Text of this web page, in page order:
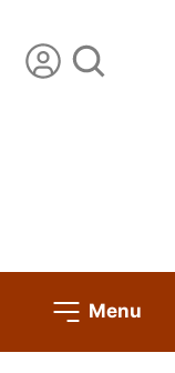
Menu